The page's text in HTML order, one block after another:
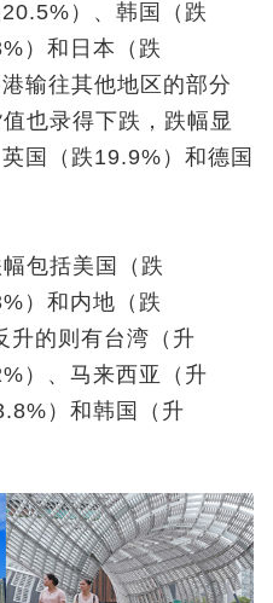
）、韩国（跌
）和日本（跌
输往其他地区的部分
也录得下跌，跌幅显
国（跌19.9%）和德国
包括美国（跌
）和内地（跌
升的则有台湾（升
）、马来西亚（升
）和韩国（升